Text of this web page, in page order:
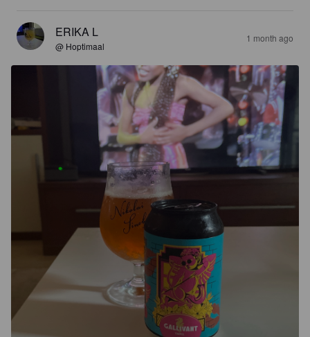
ERIKA L
@ Hoptimaal
1 month ago